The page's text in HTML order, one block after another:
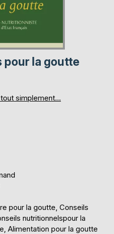
pour la goutte
simplement...
pour la goutte, Conseils
nutritionnelspour la
Alimentation pour la goutte